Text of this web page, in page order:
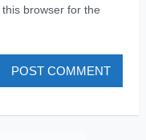
browser for the